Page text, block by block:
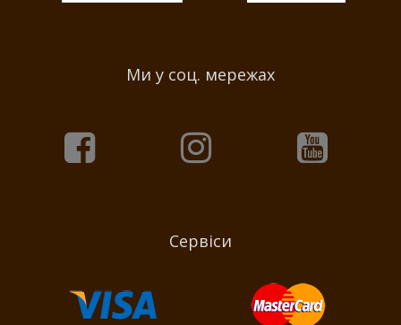
Ми у соц. мережах
Сервіси